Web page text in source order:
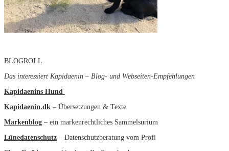
BLOGROLL
Das interessiert Kapidaenin – Blog- und Webseiten-Empfehlungen
Kapidaenins Hund
Kapidaenin.dk – Übersetzungen & Texte
Markenblog – ein markenrechtliches Sammelsurium
Lünedatenschutz – Datenschutzberatung vom Profi